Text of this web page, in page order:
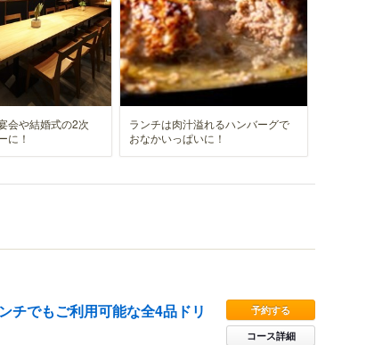
会や結婚式の2次
に！
ランチは肉汁溢れるハンバーグで
おなかいっぱいに！
チでもご利用可能な全4品ドリ
予約する
コース詳細